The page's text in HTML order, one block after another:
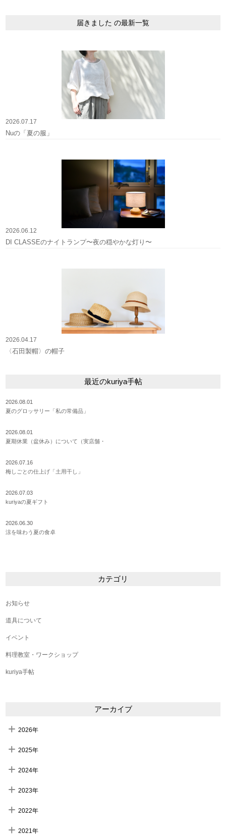
届きました の最新一覧
2026.07.17
Nuの「夏の服」
2026.06.12
DI CLASSEのナイトランプ〜夜の穏やかな灯り〜
2026.04.17
〈石田製帽〉の帽子
最近のkuriya手帖
2026.08.01
夏のグロッサリー「私の常備品」
2026.08.01
夏期休業（盆休み）について（実店舗・
2026.07.16
梅しごとの仕上げ「土用干し」
2026.07.03
kuriyaの夏ギフト
2026.06.30
涼を味わう夏の食卓
カテゴリ
お知らせ
道具について
イベント
料理教室・ワークショップ
kuriya手帖
アーカイブ
2026年
2025年
2024年
2023年
2022年
2021年